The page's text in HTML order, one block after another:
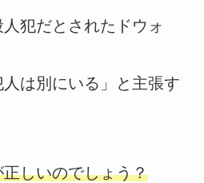
犯だとされたドウォ
は別にいる」と主張す
しいのでしょう？